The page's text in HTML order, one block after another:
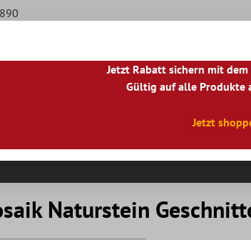
|PL|PT|FI|GR|RO|
Naturstein
Jetzt Rabatt sichern mit dem
Gültig auf alle Produkte
Jetzt